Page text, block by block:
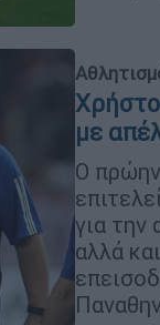
με
Ο
για
αλλά